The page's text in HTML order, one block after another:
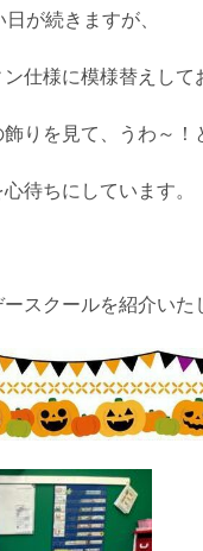
が続きますが、
仕様に模様替えして
りを見て、うわ～！
待ちにしています。
スクールを紹介いた